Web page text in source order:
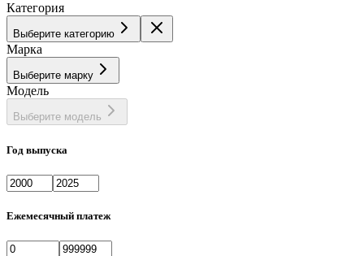
Категория
Выберите категорию
Марка
Выберите марку
Модель
Выберите модель
Год выпуска
Ежемесячный платеж